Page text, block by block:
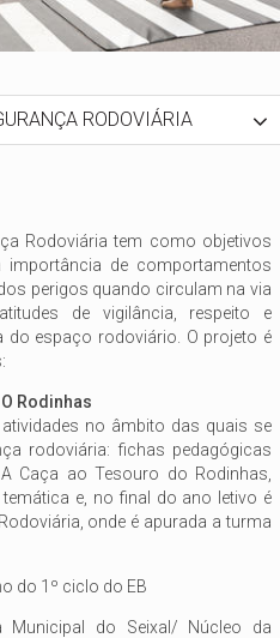
RODOVIÁRIA
Rodoviária tem como objetivos
de comportamentos
perigos quando circulam na via
de vigilância, respeito e
do espaço rodoviário. O projeto é
Rodinhas
no âmbito das quais se
rodoviária: fichas pedagógicas
Caça ao Tesouro do Rodinhas,
e, no final do ano letivo é
onde é apurada a turma
do 1º ciclo do EB
Municipal do Seixal/ Núcleo da